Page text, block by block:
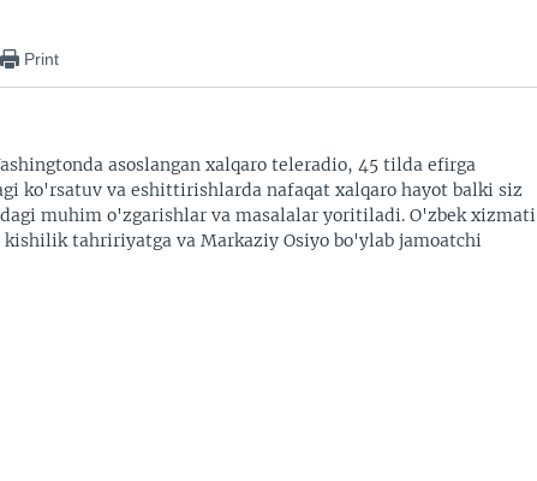
Print
asoslangan xalqaro teleradio, 45 tilda efirga
ko'rsatuv va eshittirishlarda nafaqat xalqaro hayot balki siz
muhim o'zgarishlar va masalalar yoritiladi. O'zbek xizmati
tahririyatga va Markaziy Osiyo bo'ylab jamoatchi